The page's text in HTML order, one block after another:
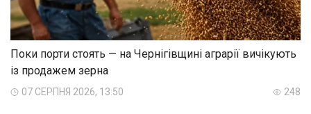
Поки порти стоять — на Чернігівщині аграрії вичікують
із продажем зерна
07 СЕРПНЯ 2026, 13:50 248